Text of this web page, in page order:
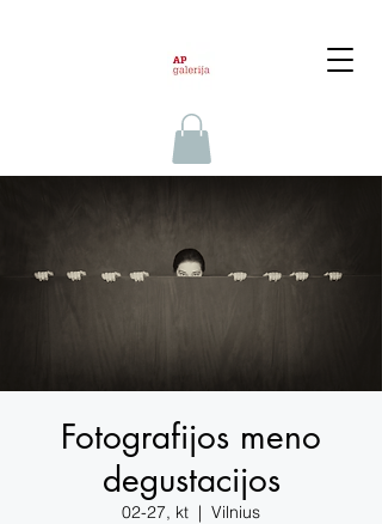
Fotografijos meno
degustacijos
02-27, kt
  |
Vilnius